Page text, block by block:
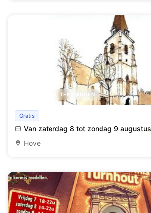
SCHILDERIJEN, TEKENINGEN
Kunst in de kerk
Gratis
Van zaterdag 8 tot zondag 9 augustus
Hove